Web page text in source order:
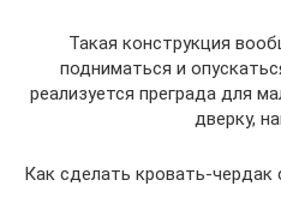
Такая конструкция
подниматься и
реализуется преграда для
дверку,
Как сделать кровать-чердак